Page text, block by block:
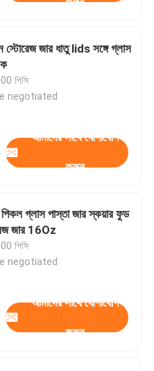
স্টোরেজ জার ধাতু lids সঙ্গে গ্লাস
পিসি
negotiated
আমাদের সাথে যোগাযোগ
করুন
পিকল গ্লাস পাস্তা জার স্কয়ার ফুড
জার 16Oz
পিসি
negotiated
আমাদের সাথে যোগাযোগ
করুন